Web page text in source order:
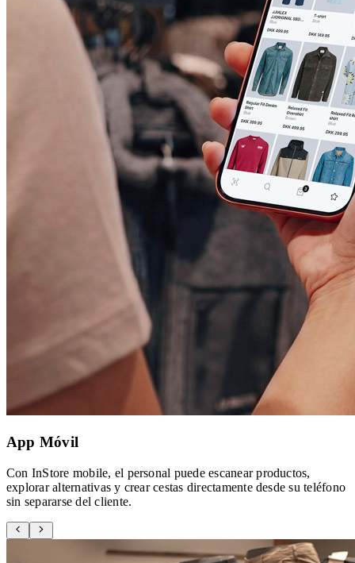
App Móvil
Con InStore mobile, el personal puede escanear productos,
explorar alternativas y crear cestas directamente desde su teléfono
sin separarse del cliente.